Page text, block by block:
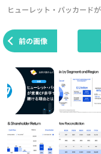
ヒューレット・パッカード
前の画像